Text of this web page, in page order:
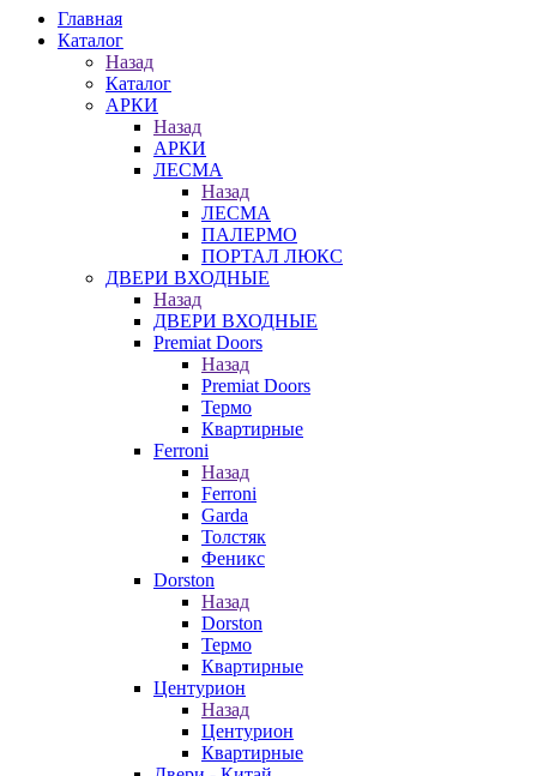
Главная
Каталог
Назад
Каталог
АРКИ
Назад
АРКИ
ЛЕСМА
Назад
ЛЕСМА
ПАЛЕРМО
ПОРТАЛ ЛЮКС
ДВЕРИ ВХОДНЫЕ
Назад
ДВЕРИ ВХОДНЫЕ
Premiat Doors
Назад
Premiat Doors
Термо
Квартирные
Ferroni
Назад
Ferroni
Garda
Толстяк
Феникс
Dorston
Назад
Dorston
Термо
Квартирные
Центурион
Назад
Центурион
Квартирные